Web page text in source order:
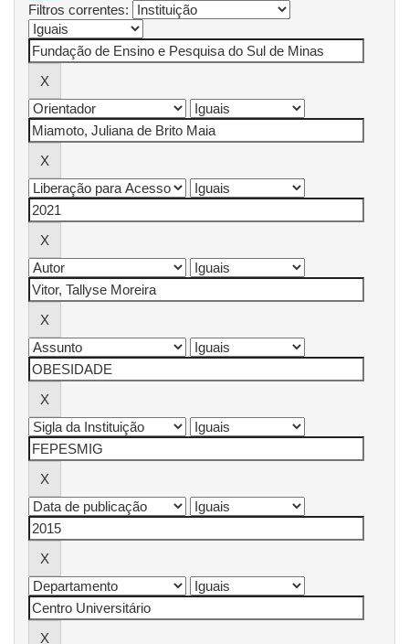
Filtros correntes: